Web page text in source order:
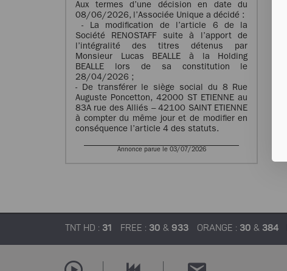
Aux termes d’une décision en date du
08/06/2026, l’Associée Unique a décidé :
- La modification de l’article 6 de la
Société RENOSTAFF suite à l’apport de
l’intégralité des titres détenus par
Monsieur Lucas BEALLE à la Holding
BEALLE lors de sa constitution le
28/04/2026 ;
- De transférer le siège social du 8 Rue
Auguste Poncetton, 42000 ST ETIENNE au
83A rue des Alliés – 42100 SAINT ETIENNE
à compter du même jour et de modifier en
conséquence l’article 4 des statuts.
Annonce parue le 03/07/2026
TNT HD : 31 FREE : 30 & 933 ORANGE : 30 & 384